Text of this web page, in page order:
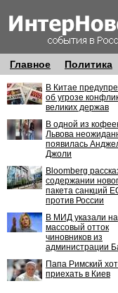
Главное Политика
В Китае
об угрозе
великих держав
В одной из
Львова
появилась
Джоли
Bloomberg
содержании
пакета санкций
против России
В МИД указали на
массовый отток
чиновников из
администрации
Папа Римский
приехать в Киев